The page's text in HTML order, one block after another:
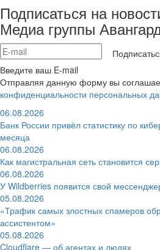
Подписаться на
Медиа группы
Введите ваш E-mail
Отправляя данную форму вы
конфиденциальности персональных
06.08.2026
Банк России привёл статистику по
месяца
06.08.2026
Как магистральная сеть становится
06.08.2026
У Wildberries появится свой
05.08.2026
«Трафик самых злостных спамеров
ассистентом»
05.08.2026
Cloudflare — об агентах и людях